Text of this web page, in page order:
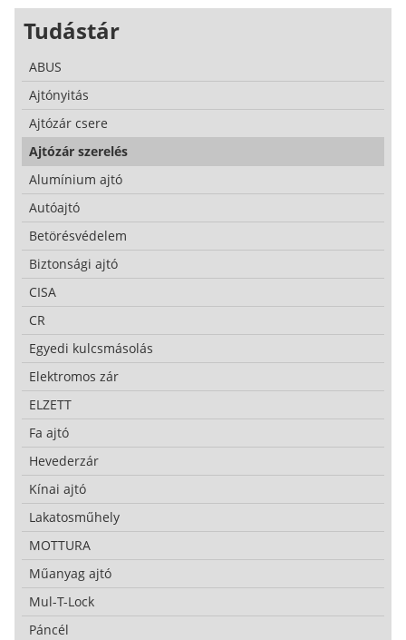
Tudástár
ABUS
Ajtónyitás
Ajtózár csere
Ajtózár szerelés
Alumínium ajtó
Autóajtó
Betörésvédelem
Biztonsági ajtó
CISA
CR
Egyedi kulcsmásolás
Elektromos zár
ELZETT
Fa ajtó
Hevederzár
Kínai ajtó
Lakatosműhely
MOTTURA
Műanyag ajtó
Mul-T-Lock
Páncél